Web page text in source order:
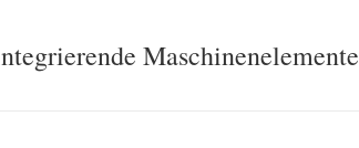
Maschinenelemente